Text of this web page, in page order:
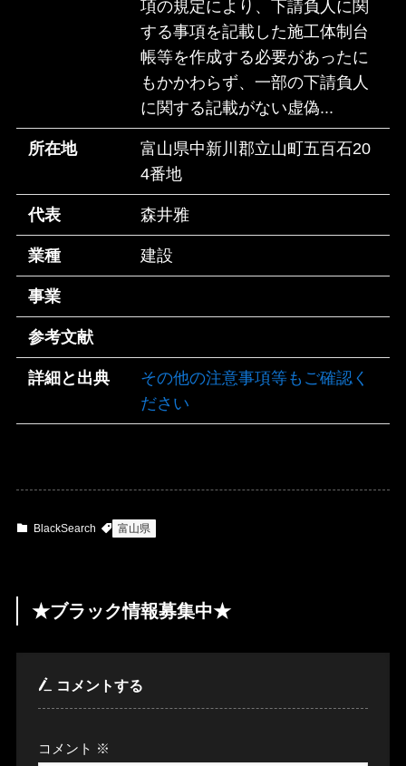
項の規定により、下請負人に関
する事項を記載した施工体制台
帳等を作成する必要があったに
もかかわらず、一部の下請負人
に関する記載がない虚偽...
所在地
富山県中新川郡立山町五百石20
4番地
代表 森井雅
業種 建設
事業
参考文献
詳細と出典
その他の注意事項等もご確認く
ださい
BlackSearch 富山県
★ブラック情報募集中★
コメントする
コメント ※